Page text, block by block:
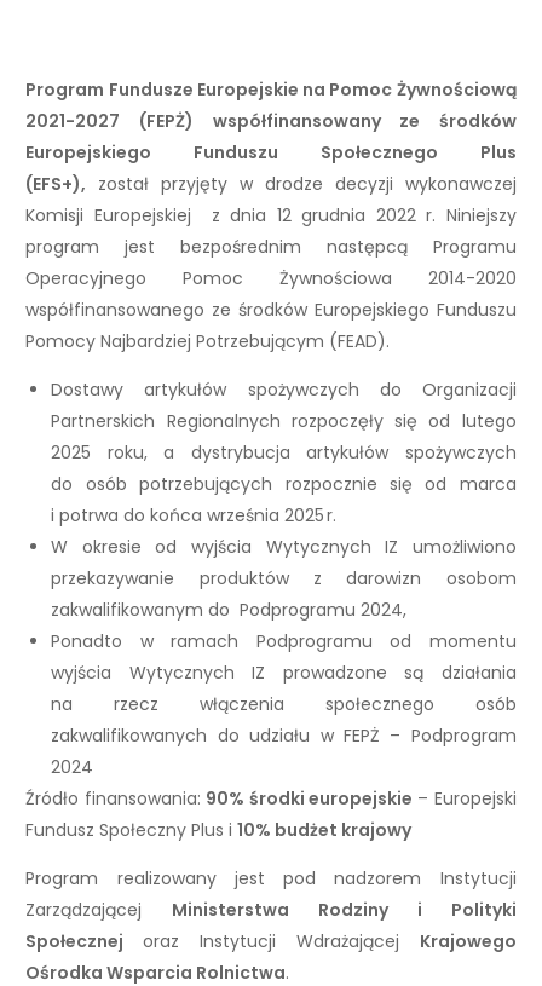
Program Fundusze Europejskie na Pomoc Żywnościową
2021-2027 (FEPŻ) współfinansowany ze środków
Europejskiego Funduszu Społecznego Plus
(EFS+), został przyjęty w drodze decyzji wykonawczej
Komisji Europejskiej z dnia 12 grudnia 2022 r. Niniejszy
program jest bezpośrednim następcą Programu
Operacyjnego Pomoc Żywnościowa 2014-2020
współfinansowanego ze środków Europejskiego Funduszu
Pomocy Najbardziej Potrzebującym (FEAD).
Dostawy artykułów spożywczych do Organizacji
Partnerskich Regionalnych rozpoczęły się od lutego
2025 roku, a dystrybucja artykułów spożywczych
do osób potrzebujących rozpocznie się od marca
i potrwa do końca września 2025 r.
W okresie od wyjścia Wytycznych IZ umożliwiono
przekazywanie produktów z darowizn osobom
zakwalifikowanym do Podprogramu 2024,
Ponadto w ramach Podprogramu od momentu
wyjścia Wytycznych IZ prowadzone są działania
na rzecz włączenia społecznego osób
zakwalifikowanych do udziału w FEPŻ – Podprogram
2024
Źródło finansowania: 90% środki europejskie – Europejski
Fundusz Społeczny Plus i10% budżet krajowy
Program realizowany jest pod nadzorem Instytucji
Zarządzającej Ministerstwa Rodziny i Polityki
Społecznejoraz Instytucji Wdrażającej Krajowego
Ośrodka Wsparcia Rolnictwa.